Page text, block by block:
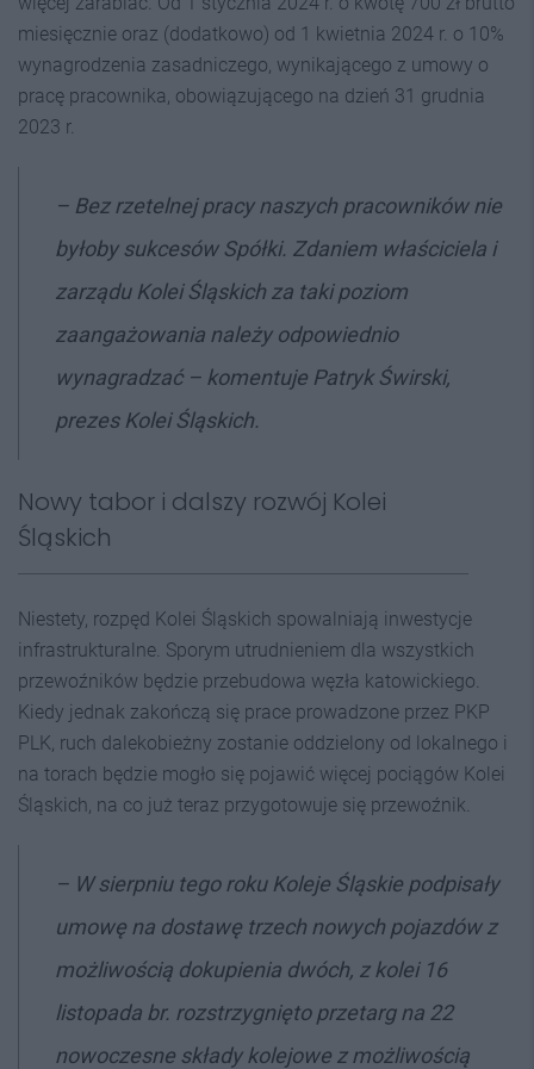
miesięcznie oraz (dodatkowo) od 1 kwietnia 2024 r. o 10%
wynagrodzenia zasadniczego, wynikającego z umowy o
pracę pracownika, obowiązującego na dzień 31 grudnia
2023 r.
– Bez rzetelnej pracy naszych pracowników nie
byłoby sukcesów Spółki. Zdaniem właściciela i
zarządu Kolei Śląskich za taki poziom
zaangażowania należy odpowiednio
wynagradzać – komentuje Patryk Świrski,
prezes Kolei Śląskich.
Nowy tabor i dalszy rozwój Kolei
Śląskich
Niestety, rozpęd Kolei Śląskich spowalniają inwestycje
infrastrukturalne. Sporym utrudnieniem dla wszystkich
przewoźników będzie przebudowa węzła katowickiego.
Kiedy jednak zakończą się prace prowadzone przez PKP
PLK, ruch dalekobieżny zostanie oddzielony od lokalnego i
na torach będzie mogło się pojawić więcej pociągów Kolei
Śląskich, na co już teraz przygotowuje się przewoźnik.
– W sierpniu tego roku Koleje Śląskie podpisały
umowę na dostawę trzech nowych pojazdów z
możliwością dokupienia dwóch, z kolei 16
listopada br. rozstrzygnięto przetarg na 22
nowoczesne składy kolejowe z możliwością